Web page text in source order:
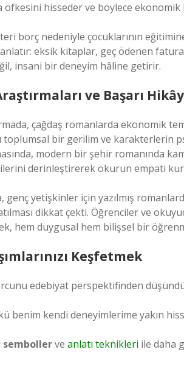
öfkesini hisseder ve böylece
borç nedeniyle çocuklarının
eksik kitaplar, geç ödenen
insani bir deneyim hâline getirir.
ve Başarı
çağdaş romanlarda ekonomik
toplumsal bir gerilim ve karakterlerin
modern bir şehir romanında
derinleştirerek okurun empati
genç yetişkinler için yazılmış
dikkat çekti. Öğrenciler ve
hem duygusal hem bilişsel bir
Keşfetmek
edebiyat perspektifinden
benim kendi deneyimlerime yakın
sembollerve anlatı teknikleri ile daha